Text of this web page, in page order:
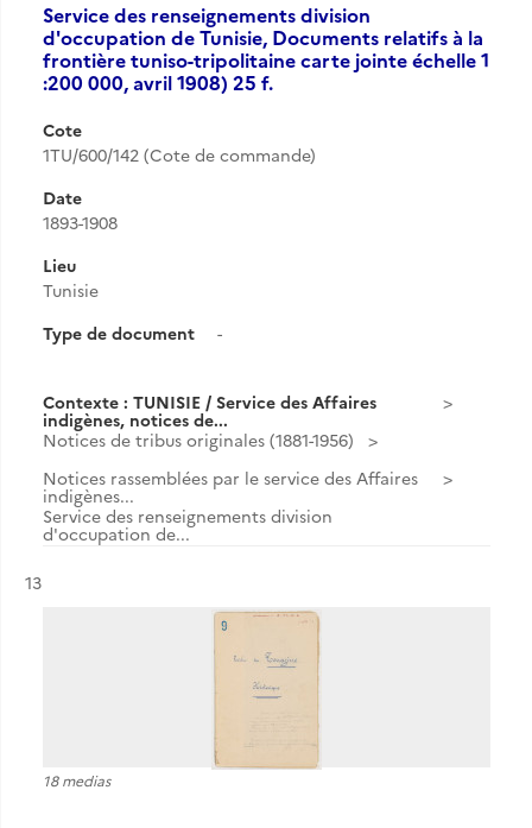
Service des renseignements division
d'occupation de Tunisie, Documents relatifs à la
frontière tuniso-tripolitaine carte jointe échelle 1
:200 000, avril 1908) 25 f.
Cote
1TU/600/142 (Cote de commande)
Date
1893-1908
Lieu
Tunisie
Type de document
-
Contexte : TUNISIE / Service des Affaires
indigènes, notices de...
Notices de tribus originales (1881-1956)
Notices rassemblées par le service des Affaires
indigènes...
Service des renseignements division
d'occupation de...
Résultat n°
13
18 medias